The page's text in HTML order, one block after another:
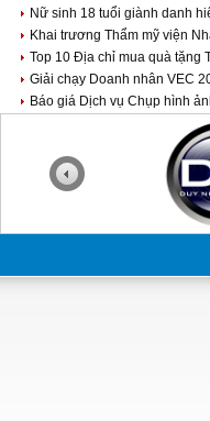
Nữ sinh 18 tuổi giành danh
Khai trương Thẩm mỹ viện
Top 10 Địa chỉ mua quà tặng
Giải chạy Doanh nhân VEC
Báo giá Dịch vụ Chụp hình